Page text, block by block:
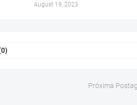
August 19, 2023
Próxima